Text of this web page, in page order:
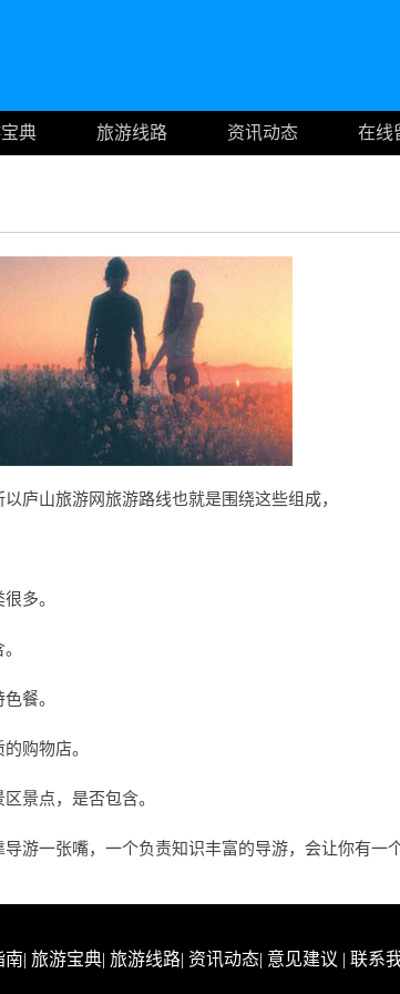
典 旅游线路 资讯动态 在线
庐山旅游网旅游路线也就是围绕这些组成，
多。
餐。
购物店。
景点，是否包含。
游一张嘴，一个负责知识丰富的导游，会让你有一
南| 旅游宝典| 旅游线路| 资讯动态| 意见建议 | 联系